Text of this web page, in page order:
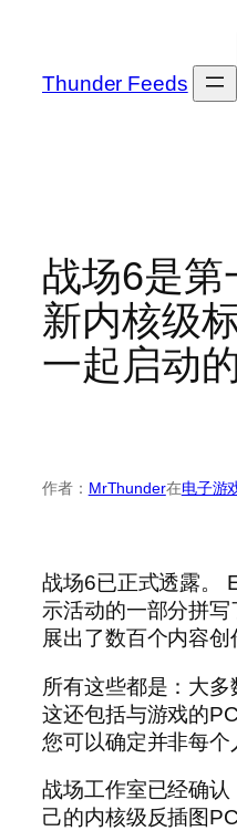
Thunder Feeds
战场6是第
新内核级
一起启动
作者： MrThunder在电子游
战场6已正式透露。
示活动的一部分拼
展出了数百个内容创
所有这些都是：大多
这还包括与游戏的
您可以确定并非每个
战场工作室已经确
己的内核级反插图